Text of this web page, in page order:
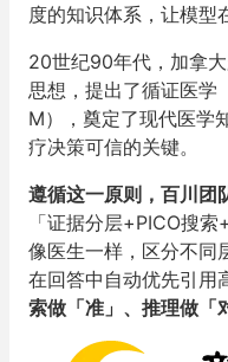
度的知识体系，让模型
20世纪90年代，加拿
思想，提出了循证医
M），奠定了现代医学
疗决策可信的关键。
遵循这一原则，百川团
「证据分层+PICO搜
像医生一样，区分不同
在回答中自动优先引用
索做 「准 」 、推理做 「